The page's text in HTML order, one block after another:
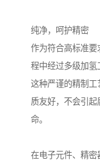
纯净，呵护精密
作为符合高标准要
程中经过多级加氢
这种严谨的精制工
质友好，不会引
命。
在电子元件、精密